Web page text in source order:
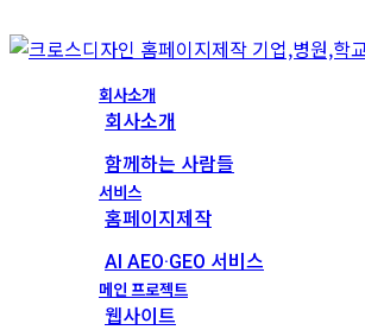
회사소개
회사소개
함께하는 사람들
서비스
홈페이지제작
AI AEO·GEO 서비스
메인 프로젝트
웹사이트